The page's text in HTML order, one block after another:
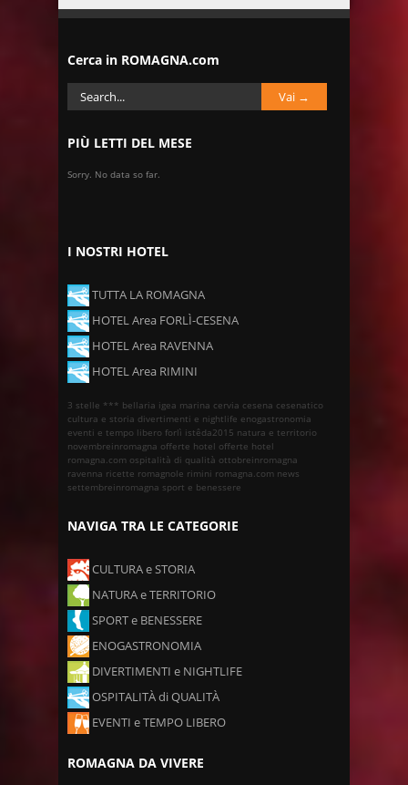
Cerca in ROMAGNA.com
PIÙ LETTI DEL MESE
Sorry. No data so far.
I NOSTRI HOTEL
TUTTA LA ROMAGNA
HOTEL Area FORLÌ-CESENA
HOTEL Area RAVENNA
HOTEL Area RIMINI
3 stelle *** bellaria igea marina cervia cesena cesenatico
cultura e storia divertimenti e nightlife enogastronomia
eventi e tempo libero forlì istêda2015 natura e territorio
novembreinromagna offerte hotel offerte hotel
romagna.com ospitalità di qualità ottobreinromagna
ravenna ricette romagnole rimini romagna.com news
settembreinromagna sport e benessere
NAVIGA TRA LE CATEGORIE
CULTURA e STORIA
NATURA e TERRITORIO
SPORT e BENESSERE
ENOGASTRONOMIA
DIVERTIMENTI e NIGHTLIFE
OSPITALITÀ di QUALITÀ
EVENTI e TEMPO LIBERO
ROMAGNA DA VIVERE